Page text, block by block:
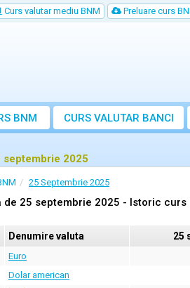
Curs valutar mediu BNM Preluare curs
BNM CURS VALUTAR BANCI
septembrie 2025
25 Septembrie 2025
de 25 septembrie 2025 - Istoric curs
Denumire valuta 25
Euro
Dolar american